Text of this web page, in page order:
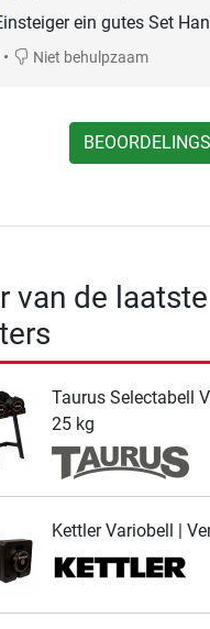
ein gutes Set
Niet behulpzaam
van de
Taurus Selectabell
25 kg
Kettler Variobell |